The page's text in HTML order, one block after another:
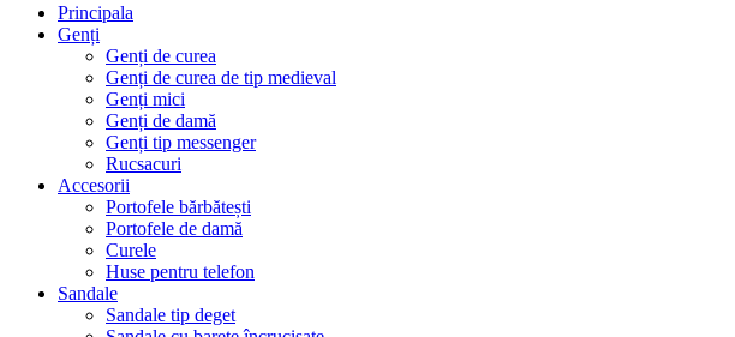
Principala
Genți
Genți de curea
Genți de curea de tip medieval
Genți mici
Genți de damă
Genți tip messenger
Rucsacuri
Accesorii
Portofele bărbătești
Portofele de damă
Curele
Huse pentru telefon
Sandale
Sandale tip deget